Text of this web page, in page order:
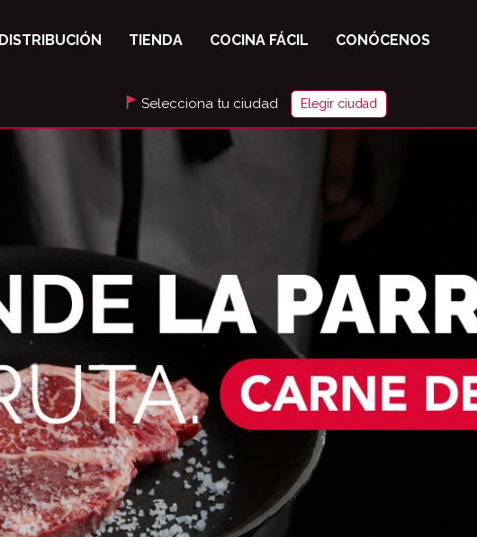
DISTRIBUCIÓN TIENDA COCINA FÁCIL CONÓCENOS
Selecciona tu ciudad Elegir ciudad